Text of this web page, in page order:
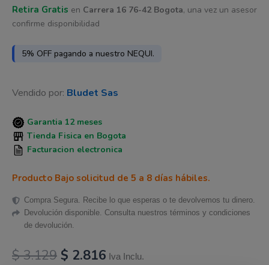
Retira Gratis en Carrera 16 76-42 Bogota, una vez un asesor
confirme disponibilidad
5% OFF pagando a nuestro NEQUI.
Vendido por: Bludet Sas
Garantia 12 meses
Tienda Fisica en Bogota
Facturacion electronica
Producto Bajo solicitud de 5 a 8 días hábiles.
Compra Segura. Recibe lo que esperas o te devolvemos tu dinero.
Devolución disponible. Consulta nuestros términos y condiciones
de devolución.
$3.129 $ 2.816 Iva Inclu.